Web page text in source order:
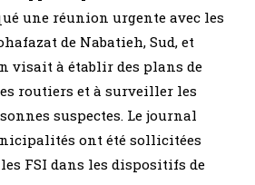
une réunion urgente avec les
de Nabatieh, Sud, et
visait à établir des plans de
routiers et à surveiller les
suspectes. Le journal
ont été sollicitées
FSI dans les dispositifs de